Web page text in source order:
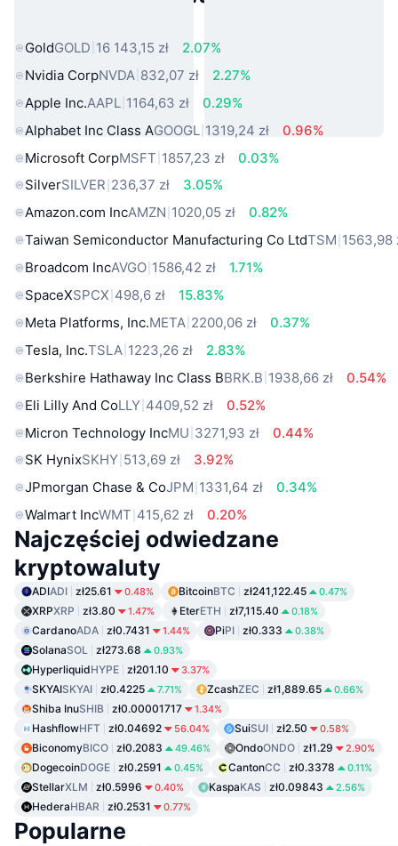
GoldGOLD 16 143,15 zł
2.07%
Nvidia CorpNVDA 832,07 zł
2.27%
Apple Inc.AAPL 1164,63 zł
0.29%
Alphabet Inc Class AGOOGL 1319,24 zł
0.96%
Microsoft CorpMSFT 1857,23 zł
0.03%
SilverSILVER 236,37 zł
3.05%
Amazon.com IncAMZN 1020,05 zł
0.82%
Taiwan Semiconductor Manufacturing Co LtdTSM 1563,98
Broadcom IncAVGO 1586,42 zł
1.71%
SpaceXSPCX 498,6 zł
15.83%
Meta Platforms, Inc.META 2200,06 zł
0.37%
Tesla, Inc.TSLA 1223,26 zł
2.83%
Berkshire Hathaway Inc Class BBRK.B 1938,66 zł
0.54%
Eli Lilly And CoLLY 4409,52 zł
0.52%
Micron Technology IncMU 3271,93 zł
0.44%
SK HynixSKHY 513,69 zł
3.92%
JPmorgan Chase & CoJPM 1331,64 zł
0.34%
Walmart IncWMT 415,62 zł 0.20%
Najczęściej odwiedzane
kryptowaluty
ADIADI zł25.61 0.48% BitcoinBTC zł241,122.45 0.47%
XRPXRP zł3.80 1.47% EterETH zł7,115.40 0.18%
CardanoADA zł0.7431 1.44% PiPI zł0.333 0.38%
SolanaSOL zł273.68 0.93%
HyperliquidHYPE zł201.10 3.37%
SKYAISKYAI zł0.4225 7.71% ZcashZEC zł1,889.65 0.66%
Shiba InuSHIB zł0.00001717 1.34%
HashflowHFT zł0.04692 56.04% SuiSUI zł2.50 0.58%
BiconomyBICO zł0.2083 49.46% OndoONDO zł1.29 2.90%
DogecoinDOGE zł0.2591 0.45% CantonCC zł0.3378 0.11%
StellarXLM zł0.5996 0.40% KaspaKAS zł0.09843 2.56%
HederaHBAR zł0.2531 0.77%
Popularne